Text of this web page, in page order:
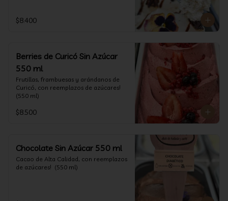
$8.400
Berries de Curicó Sin Azúcar
550 ml
Frutillas, frambuesas y arándanos de
Curicó, con reemplazos de azúcares!
(550 ml)
$8.500
Chocolate Sin Azúcar 550 ml
Cacao de Alta Calidad, con reemplazos
de azúcares!  (550 ml)